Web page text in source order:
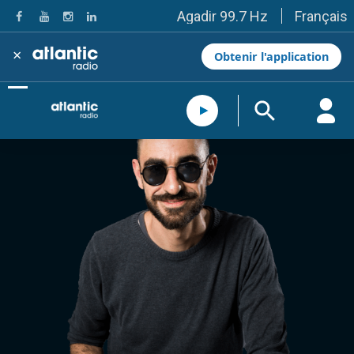
Agadir 99.7 Hz
Tanger 103.3 Hz
Tétouan 87.8 Hz
Fès 98.8 Hz
Meknès 97.2 Hz
El Jadida 97.3
Settat 104,6
Essaouira 96.6
Safi 92.3
Taza 103.0
Taounate 95.6
Tiznit 103.1
SkhourRhamna 92.2
Taroudant 104.9
Guelmim 91.9
Tan-Tan 95.2
Tafraout 104.9
Casablanca 92.5 Hz
Rabat, Salé 106.9 Hz
Marrakech 90.5 Hz
Français
× Obtenir l'application